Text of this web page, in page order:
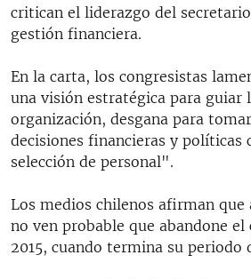
critican el liderazgo del
gestión financiera.
En la carta, los congresistas
una visión estratégica para guiar
organización, desgana para
decisiones financieras y políticas
selección de personal".
Los medios chilenos afirman que
no ven probable que abandone el
2015, cuando termina su periodo